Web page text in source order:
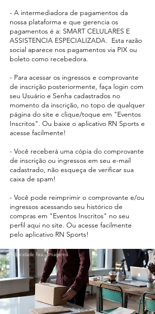
- A intermediadora de pagamentos da
nossa plataforma e que gerencia os
pagamentos é a: SMART CELULARES E
ASSISTENCIA ESPECIALIZADA. Esta razão
social aparece nos pagamentos via PIX ou
boleto como recebedora.​
- Para acessar os ingressos e comprovante
de inscrição posteriormente, faça login com
seu Usuário e Senha cadastrados no
momento da inscrição, no topo de qualquer
página do site e clique/toque em "Eventos
Inscritos". Ou baixe o aplicativo RN Sports e
acesse facilmente!
- Você receberá uma cópia do comprovante
de inscrição ou ingressos em seu e-mail
cadastrado, não esqueça de verificar sua
caixa de spam!
- Você pode reimprimir o comprovante e/ou
ingressos acessando seu histórico de
compras em "Eventos Inscritos" no seu
perfil aqui no site. Ou acesse facilmente
pelo aplicativo RN Sports!
Publicidade fixa - Imagems